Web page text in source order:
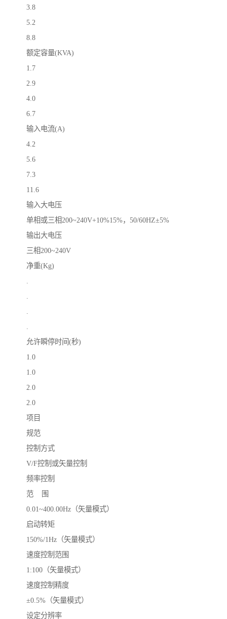
3.8
5.2
8.8
额定容量(KVA)
1.7
2.9
4.0
6.7
输入电流(A)
4.2
5.6
7.3
11.6
输入大电压
单相或三相200~240V+10%15%，50/60HZ±5%
输出大电压
三相200~240V
净重(Kg)
.
.
.
.
允许瞬停时间(秒)
1.0
1.0
2.0
2.0
项目
规范
控制方式
V/F控制或矢量控制
频率控制
范 围
0.01~400.00Hz（矢量模式）
启动转矩
150%/1Hz（矢量模式）
速度控制范围
1:100（矢量模式）
速度控制精度
±0.5%（矢量模式）
设定分辨率